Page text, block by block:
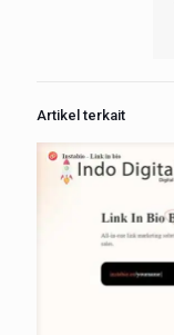
Artikel terkait